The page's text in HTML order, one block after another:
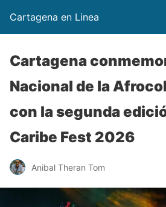
Cartagena en Linea
Cartagena
Nacional de la
con la segunda
Caribe Fest 2026
Anibal Theran Tom